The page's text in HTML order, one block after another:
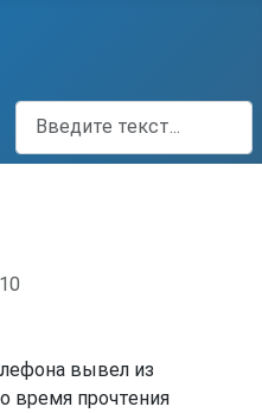
Поиск
вывел из
время прочтения